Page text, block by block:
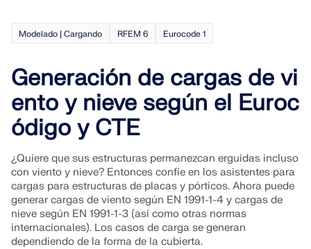
Modelado | Cargando RFEM 6 Eurocode 1
Generación de cargas de vi
ento y nieve según el Euroc
ódigo y CTE
¿Quiere que sus estructuras permanezcan erguidas incluso
con viento y nieve? Entonces confíe en los asistentes para
cargas para estructuras de placas y pórticos. Ahora puede
generar cargas de viento según EN 1991-1-4 y cargas de
nieve según EN 1991-1-3 (así como otras normas
internacionales). Los casos de carga se generan
dependiendo de la forma de la cubierta.